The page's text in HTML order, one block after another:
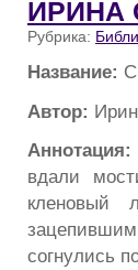
ИРИНА
Рубрика:
Название:
Автор:
Аннотация:
вдали
кленовый
согнулись